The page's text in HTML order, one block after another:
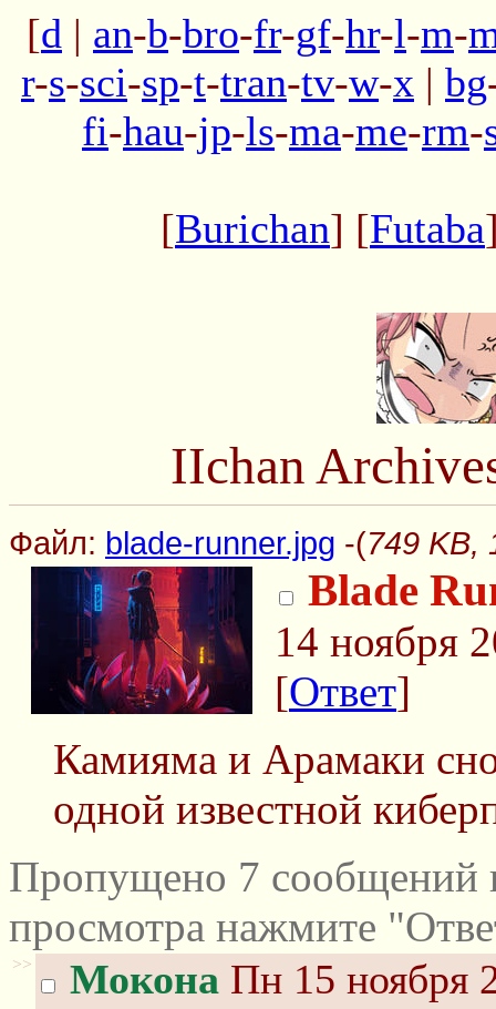
[d | an-b-bro-fr-gf-hr-l-m-
r-s-sci-sp-t-tran-tv-w-x | bg
fi-hau-jp-ls-ma-me-rm-
[Burichan] [Futaba
IIchan
Файл: blade-runner.jpg -(749 KB,
Blade
14 ноября
[Ответ]
Камияма и Арамаки
одной известной
Пропущено 7 сообщений
просмотра нажмите
>> Мокона Пн 15 ноября